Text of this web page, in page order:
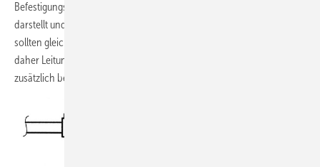
Befestigungsabstände lediglich eine optische Beeinträchtigung
darstellt und keine negativen Auswirkungen auf das Rohrsystem hat,
sollten gleiche Befestigungsabstände möglich sein, ansonsten sollten
daher Leitungen mit kleinerer Nennweite über Zwischenabhängungen
zusätzlich befestigt werden (